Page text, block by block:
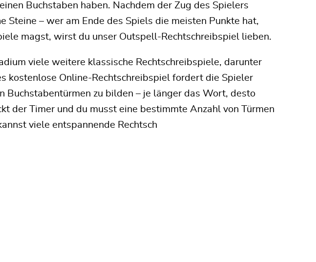
Buchstaben haben. Nachdem der Zug des Spielers
Steine – wer am Ende des Spiels die meisten Punkte hat,
magst, wirst du unser Outspell-Rechtschreibspiel lieben.
viele weitere klassische Rechtschreibspiele, darunter
kostenlose Online-Rechtschreibspiel fordert die Spieler
Buchstabentürmen zu bilden – je länger das Wort, desto
der Timer und du musst eine bestimmte Anzahl von Türmen
viele entspannende Rechtsch